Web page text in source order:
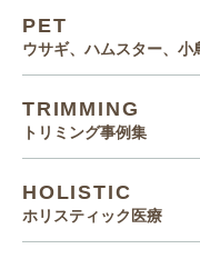
PET
ウサギ、ハムスター、
TRIMMING
トリミング事例集
HOLISTIC
ホリスティック医療